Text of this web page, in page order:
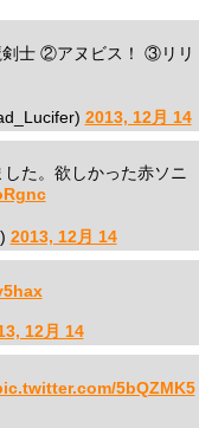
士 ②アヌビス！ ③リリ
2013, 12月 14
た。欲しかった赤ソニ
2013, 12月 14
12月 14
5bQZMK5